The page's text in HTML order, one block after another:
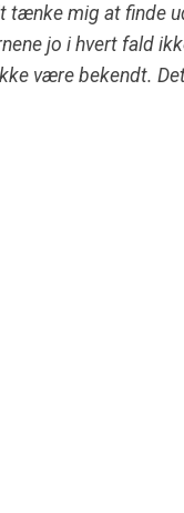
tænke mig at finde
jo i hvert fald
være bekendt.